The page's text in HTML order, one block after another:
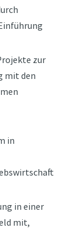
zur
mit den
in
in einer
mit,